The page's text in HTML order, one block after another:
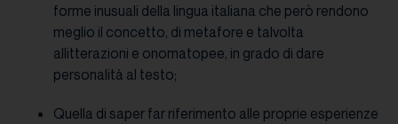
forme inusuali della lingua italiana che però rendono
meglio il concetto, di metafore e talvolta
allitterazioni e onomatopee, in grado di dare
personalità al testo;
Quella di saper far riferimento alle proprie esperienze